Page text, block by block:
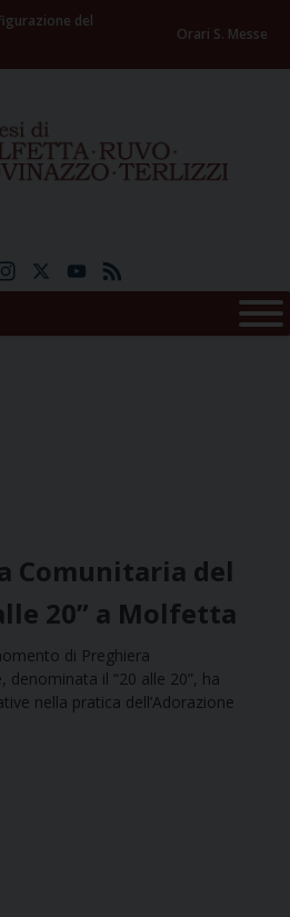
del
Orari S. Messe
InstagramYouTube
Comunitaria del
20” a Molfetta
di Preghiera
il “20 alle 20”, ha
nella pratica dell’Adorazione